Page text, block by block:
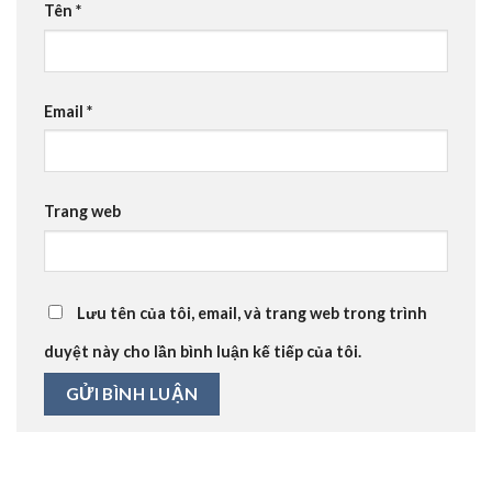
Tên *
Email *
Trang web
Lưu tên của tôi, email, và trang web trong trình
duyệt này cho lần bình luận kế tiếp của tôi.